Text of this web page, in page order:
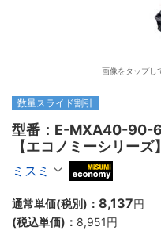
画像をタップし
数量スライド割引
型番：E-MXA40-90-
【エコノミーシリー
ーブルキャリア 低発塵
ミスミ
通常単価(税別)： 8,137円
(税込単価)： 8,951円